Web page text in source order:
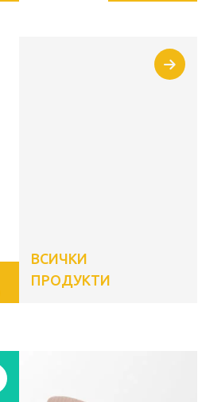
ВСИЧКИ
ПРОДУКТИ